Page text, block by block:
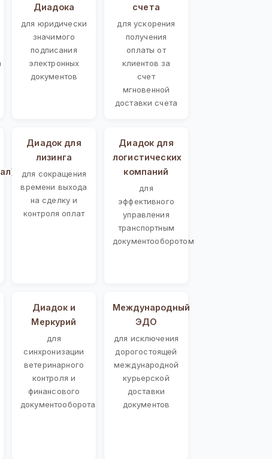
Диадока
для юридически
значимого
подписания
электронных
документов
счета
для ускорения
получения
оплаты от
клиентов за
счет
мгновенной
доставки счета
Диадок для
лизинга
для сокращения
времени выхода
на сделку и
контроля оплат
Диадок для
логистических
компаний
для
эффективного
управления
транспортным
документооборотом
Диадок и
Меркурий
для
синхронизации
ветеринарного
контроля и
финансового
документооборота
Международный
ЭДО
для исключения
дорогостоящей
международной
курьерской
доставки
документов